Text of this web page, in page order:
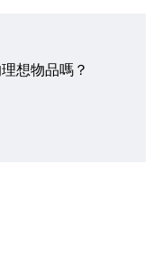
想物品嗎？